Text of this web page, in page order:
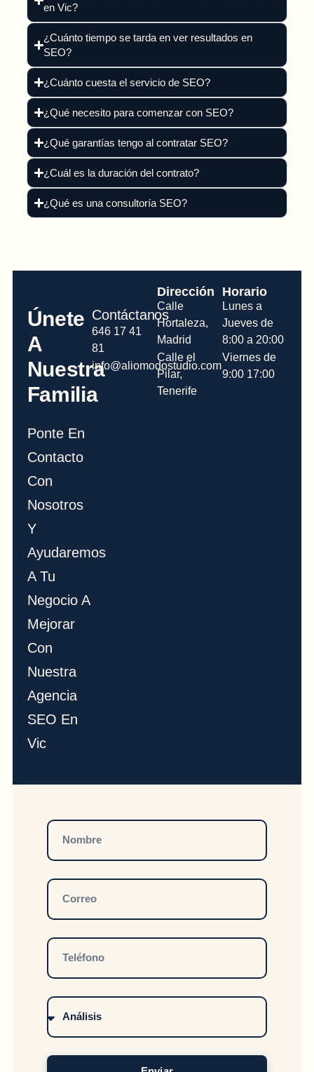
en Vic?
¿Cuánto tiempo se tarda en ver resultados en
SEO?
¿Cuánto cuesta el servicio de SEO?
¿Qué necesito para comenzar con SEO?
¿Qué garantías tengo al contratar SEO?
¿Cuál es la duración del contrato?
¿Qué es una consultoría SEO?
Únete
A
Nuestra
Familia
Ponte En
Contacto
Con
Nosotros
Y
Ayudaremos
A Tu
Negocio A
Mejorar
Con
Nuestra
Agencia
SEO En
Vic
Contáctanos
646 17 41
81
info@aliomodostudio.com
Dirección
Calle
Hortaleza,
Madrid
Calle el
Pilar,
Tenerife
Horario
Lunes a
Jueves de
8:00 a 20:00
Viernes de
9:00 17:00